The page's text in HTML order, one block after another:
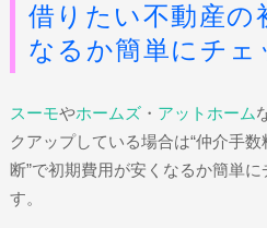
借りたい不動産の
なるか簡単にチェ
スーモやホームズ・ アットホーム
クアップしている場合は“仲介手
断”で初期費用が安くなるか簡単
す。